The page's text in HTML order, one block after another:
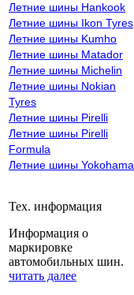
Летние шины Hankook
Летние шины Ikon Tyres
Летние шины Kumho
Летние шины Matador
Летние шины Michelin
Летние шины Nokian
Tyres
Летние шины Pirelli
Летние шины Pirelli
Formula
Летние шины Yokohama
Тех. информация
Информация о
маркировке
автомобильных шин.
читать далее